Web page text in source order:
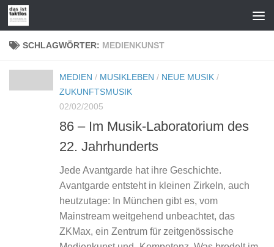
Zum Inhalt springen
SCHLAGWÖRTER: MEDIENKUNST
MEDIEN / MUSIKLEBEN / NEUE MUSIK /
ZUKUNFTSMUSIK
02/02/2005
86 – Im Musik-Laboratorium des
22. Jahrhunderts
Jede Avantgarde hat ihre Geschichte.
Avantgarde entsteht in kleinen Zirkeln, auch
heutzutage: In München gibt es, vom
Mainstream weitgehend unbeachtet, das
ZKMax, ein Zentrum für zeitgenössische